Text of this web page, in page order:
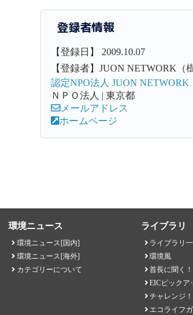
登録者情報
【登録日】 2009.10.07
【登録者】JUON NETWORK（
認定NPO法人 JUON NETWORK
ＮＰＯ法人 | 東京都
メールアドレス
ホームページ
環境ニュース
環境ニュース[国内]
環境ニュース[海外]
カテゴリーについて
ライブラリ
ライブラリ
環境風
首長に聞く！
EICピックア
チャレンジ
エコライフ